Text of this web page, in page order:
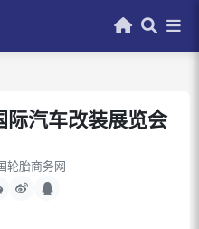
际汽车改装展览会
轮胎商务网